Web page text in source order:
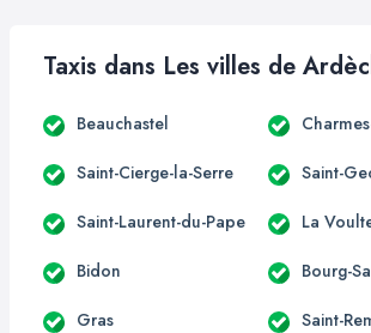
Taxis dans Les villes de
Beauchastel
Saint-Cierge-la-Serre Saint-
Saint-Laurent-du-Pape La
Bidon Bourg-
Gras Saint-